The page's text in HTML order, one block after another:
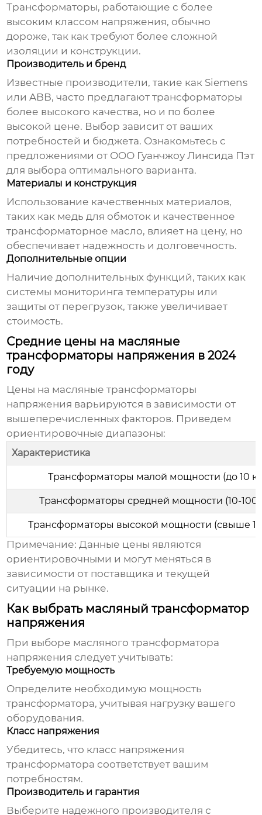
Трансформаторы, работающие с более
высоким классом напряжения, обычно
дороже, так как требуют более сложной
изоляции и конструкции.
Производитель и бренд
Известные производители, такие как Siemens
или ABB, часто предлагают трансформаторы
более высокого качества, но и по более
высокой цене. Выбор зависит от ваших
потребностей и бюджета. Ознакомьтесь с
предложениями от ООО Гуанчжоу Линсида Пэт
для выбора оптимального варианта.
Материалы и конструкция
Использование качественных материалов,
таких как медь для обмоток и качественное
трансформаторное масло, влияет на цену, но
обеспечивает надежность и долговечность.
Дополнительные опции
Наличие дополнительных функций, таких как
системы мониторинга температуры или
защиты от перегрузок, также увеличивает
стоимость.
Средние цены на масляные
трансформаторы напряжения в 2024
году
Цены на масляные трансформаторы
напряжения варьируются в зависимости от
вышеперечисленных факторов. Приведем
ориентировочные диапазоны:
Характеристика
Трансформаторы малой мощности (до 10
Трансформаторы средней мощности (10-100
Трансформаторы высокой мощности (свыше
Примечание: Данные цены являются
ориентировочными и могут меняться в
зависимости от поставщика и текущей
ситуации на рынке.
Как выбрать масляный трансформатор
напряжения
При выборе масляного трансформатора
напряжения следует учитывать:
Требуемую мощность
Определите необходимую мощность
трансформатора, учитывая нагрузку вашего
оборудования.
Класс напряжения
Убедитесь, что класс напряжения
трансформатора соответствует вашим
потребностям.
Производитель и гарантия
Выберите надежного производителя с